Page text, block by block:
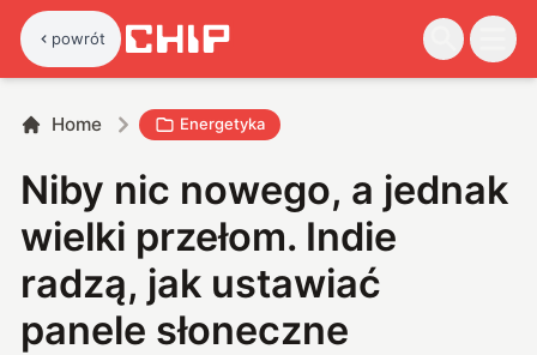
powrót
Home Energetyka
Niby nic nowego, a jednak
wielki przełom. Indie
radzą, jak ustawiać
panele słoneczne